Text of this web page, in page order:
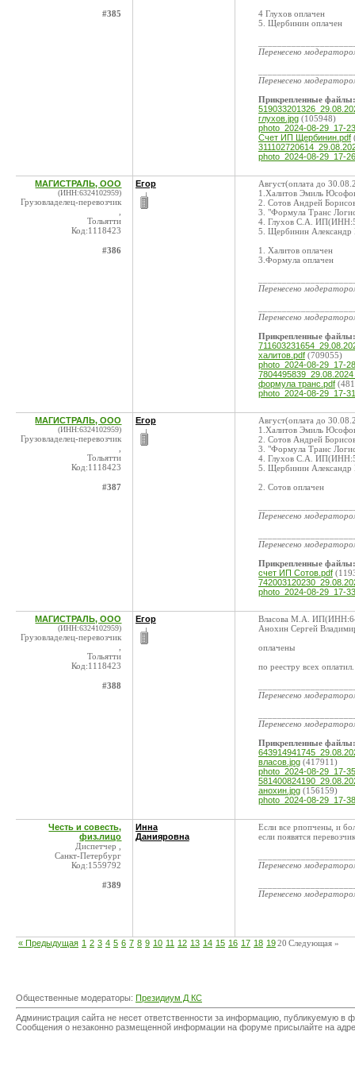
#385
4 Глухов оплачен
5. Щербинин оплачен
Перенесено
Перенесено
Прикрепленные файлы:
глухов.jpg (105948)
photo_2024-08-29_17-
Счет ИП Щербинин.pdf
photo_2024-08-29_17-
МАГИСТРАЛЬ, ООО
(ИНН:6324102959)
Грузовладелец-перевозчик
Тольятти
Код:1118423
#386
Егор
Август(оплата до
1.Халитов Эмиль
2. Сотов Андрей
3. "Формула Транс
4. Глухов С.А.
5. Щербинин
1. Халитов оплачен
3.Формула оплачен
Перенесено
Перенесено
Прикрепленные файлы:
халитов.pdf (709055)
photo_2024-08-29_17-
формула транс.pdf
photo_2024-08-29_17-
МАГИСТРАЛЬ, ООО
(ИНН:6324102959)
Грузовладелец-перевозчик
Тольятти
Код:1118423
#387
Егор
Август(оплата до
1.Халитов Эмиль
2. Сотов Андрей
3. "Формула Транс
4. Глухов С.А.
5. Щербинин
2. Сотов оплачен
Перенесено
Перенесено
Прикрепленные файлы:
счет ИП Сотов.pdf
photo_2024-08-29_17-
МАГИСТРАЛЬ, ООО
(ИНН:6324102959)
Грузовладелец-перевозчик
Тольятти
Код:1118423
#388
Егор
Власова М.А.
Анохин Сергей
оплачены
по реестру всех оплатил.
Перенесено
Перенесено
Прикрепленные файлы:
власов.jpg (417911)
photo_2024-08-29_17-
анохин.jpg (156159)
photo_2024-08-29_17-
Честь и совесть,
физ.лицо
Диспетчер ,
Санкт-Петербург
Код:1559792
#389
Инна
Данияровна
Если все рпопчены, и
если появятся
Перенесено
Перенесено
« Предыдущая 1 2 3 4 5 6 7 8 9 10 11 12 13 14 15 16 17 18 1920 Следующая »
Общественные модераторы: Президиум Д КС
Администрация сайта не несет ответственности за информацию, публикуемую
Сообщения о незаконно размещенной информации на форуме присылайте на